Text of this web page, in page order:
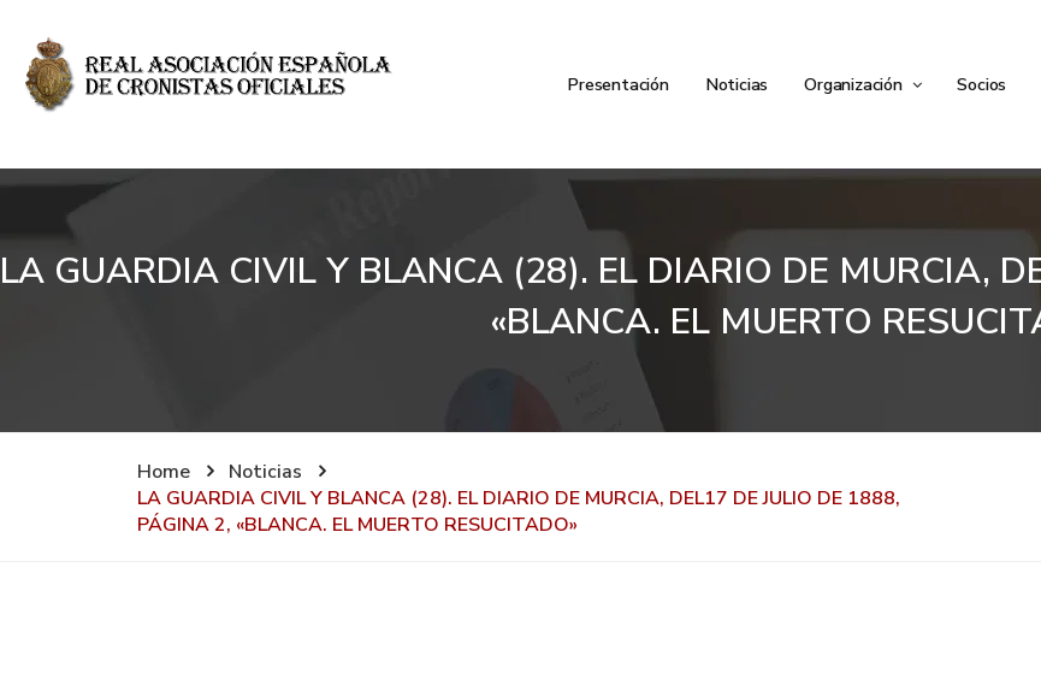
Presentación Noticias Organización Socios
LA GUARDIA CIVIL Y BLANCA (28). EL DIARIO DE MURCIA,
«BLANCA. EL MUERTO
Home
Noticias
LA GUARDIA CIVIL Y BLANCA (28). EL DIARIO DE MURCIA, DEL17 DE JULIO DE 1888,
PÁGINA 2, «BLANCA. EL MUERTO RESUCITADO»